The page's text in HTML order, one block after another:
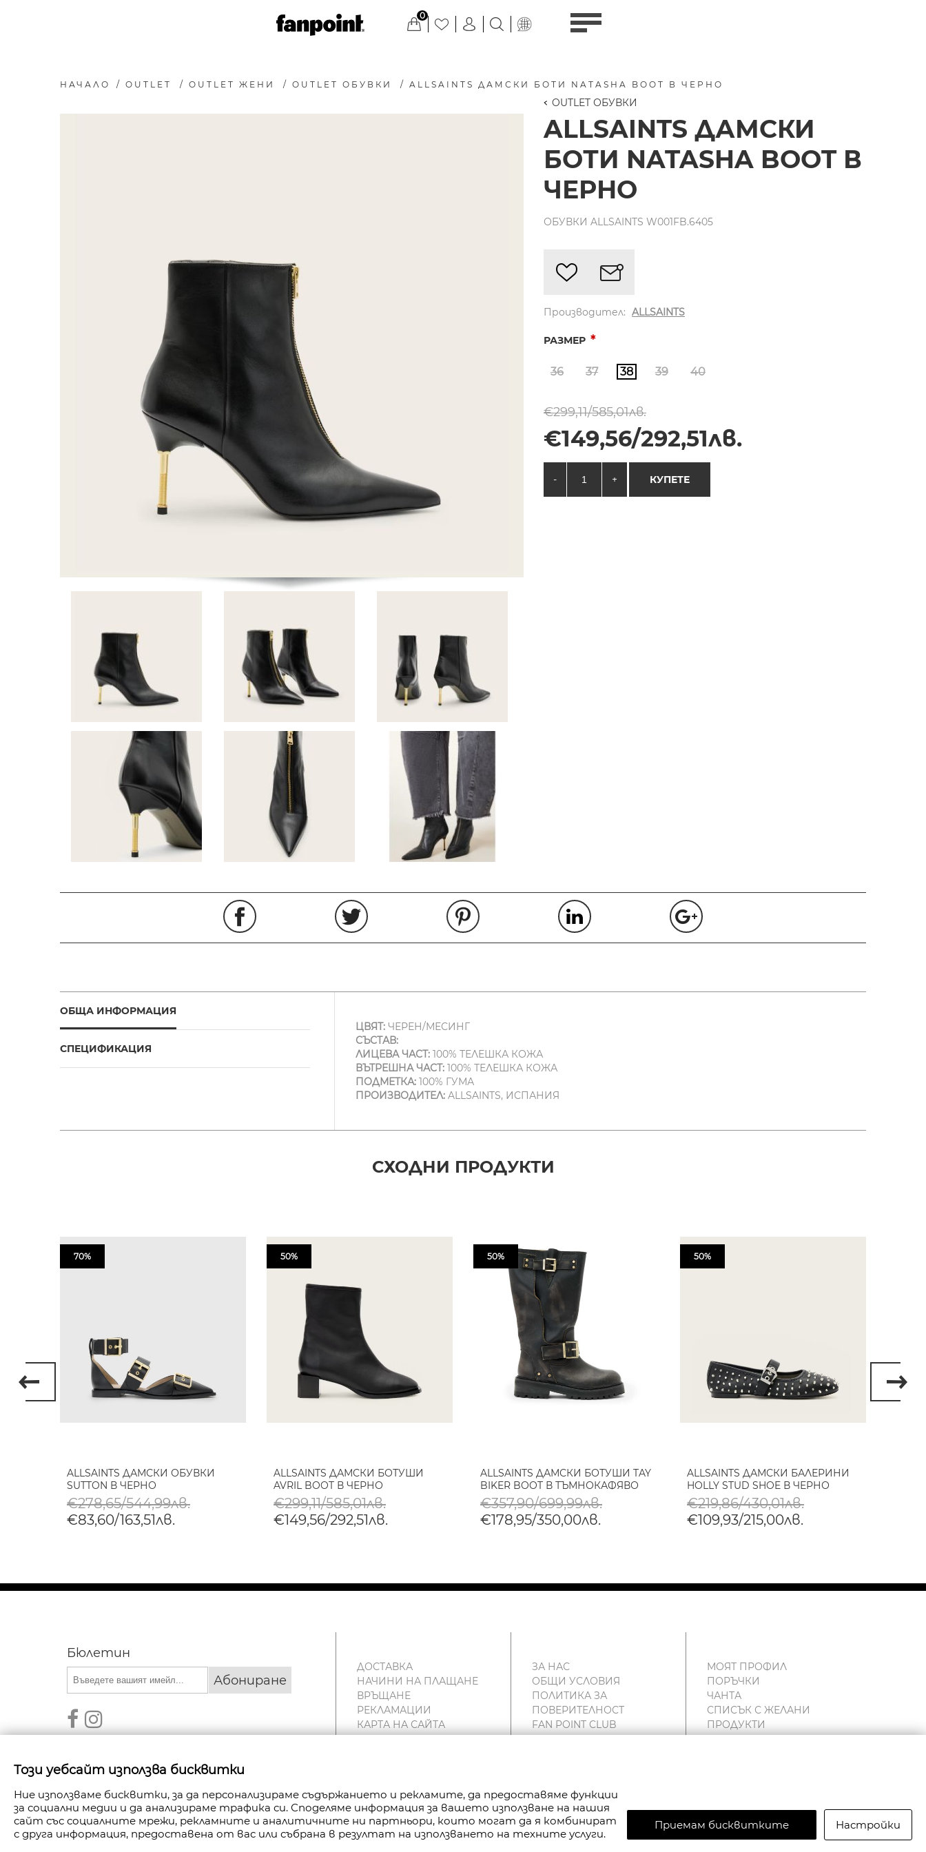
0
НАЧАЛО / OUTLET / OUTLET ЖЕНИ / OUTLET ОБУВКИ / ALLSAINTS ДАМСКИ БОТИ NATASHA BOOT В ЧЕРНО
OUTLET ОБУВКИ
ALLSAINTS ДАМСКИ
БОТИ NATASHA BOOT В
ЧЕРНО
ОБУВКИ ALLSAINTS W001FB.6405
Производител: ALLSAINTS
РАЗМЕР *
36 37 38 39 40
€299,11/585,01лв.
€149,56/292,51лв.
- + КУПЕТЕ
ОБЩА ИНФОРМАЦИЯ
СПЕЦИФИКАЦИЯ
ЦВЯТ:ЧЕРЕН/МЕСИНГ
СЪСТАВ:
ЛИЦЕВА ЧАСТ:100% ТЕЛЕШКА КОЖА
ВЪТРЕШНА ЧАСТ:100% ТЕЛЕШКА КОЖА
ПОДМЕТКА:100% ГУМА
ПРОИЗВОДИТЕЛ:ALLSAINTS, ИСПАНИЯ
СХОДНИ ПРОДУКТИ
70%
ALLSAINTS ДАМСКИ ОБУВКИ
SUTTON В ЧЕРНО
€278,65/544,99лв.
€83,60/163,51лв.
50%
ALLSAINTS ДАМСКИ БОТУШИ
AVRIL BOOT В ЧЕРНО
€299,11/585,01лв.
€149,56/292,51лв.
50%
ALLSAINTS ДАМСКИ БОТУШИ TAY
BIKER BOOT В ТЪМНОКАФЯВО
€357,90/699,99лв.
€178,95/350,00лв.
50%
ALLSAINTS ДАМСКИ БАЛЕРИНИ
HOLLY STUD SHOE В ЧЕРНО
€219,86/430,01лв.
€109,93/215,00лв.
Бюлетин
Абониране
ДОСТАВКА
НАЧИНИ НА ПЛАЩАНЕ
ВРЪЩАНЕ
РЕКЛАМАЦИИ
КАРТА НА САЙТА
КОНТАКТИ
ЗА НАС
ОБЩИ УСЛОВИЯ
ПОЛИТИКА ЗА
ПОВЕРИТЕЛНОСТ
FAN POINT CLUB
МАГАЗИНИ
МОЯТ ПРОФИЛ
ПОРЪЧКИ
ЧАНТА
СПИСЪК С ЖЕЛАНИ
ПРОДУКТИ
АВТОРСКИ ПРАВА © 2026 FANPOINT. ВСИЧКИ ПРАВА ЗАПАЗЕНИ.
СЪЗДАДЕНО ОТ NAVTECH GROUP
Този уебсайт използва бисквитки
Ние използваме бисквитки, за да персонализираме съдържанието и рекламите, да предоставяме функции
за социални медии и да анализираме трафика си. Споделяме информация за вашето използване на нашия
сайт със социалните мрежи, рекламните и аналитичните ни партньори, които могат да я комбинират
с друга информация, предоставена от вас или събрана в резултат на използването на техните услуги.
Приемам бисквитките Настройки